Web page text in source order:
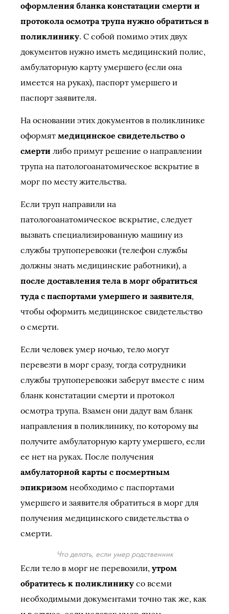
оформления бланка констатации смерти и
протокола осмотра трупа нужно обратиться в
поликлинику. С собой помимо этих двух
документов нужно иметь медицинский полис,
амбулаторную карту умершего (если она
имеется на руках), паспорт умершего и
паспорт заявителя.
На основании этих документов в поликлинике
оформят медицинское свидетельство о
смерти либо примут решение о направлении
трупа на патологоанатомическое вскрытие в
морг по месту жительства.
Если труп направили на
патологоанатомическое вскрытие, следует
вызвать специализированную машину из
службы трупоперевозки (телефон службы
должны знать медицинские работники), а
после доставления тела в морг обратиться
туда с паспортами умершего и заявителя,
чтобы оформить медицинское свидетельство
о смерти.
Если человек умер ночью, тело могут
перевезти в морг сразу, тогда сотрудники
службы трупоперевозки заберут вместе с ним
бланк констатации смерти и протокол
осмотра трупа. Взамен они дадут вам бланк
направления в поликлинику, по которому вы
получите амбулаторную карту умершего, если
ее нет на руках. После получения
амбулаторной карты с посмертным
эпикризом необходимо с паспортами
умершего и заявителя обратиться в морг для
получения медицинского свидетельства о
смерти.
Что делать, если умер родственник
Если тело в морг не перевозили, утром
обратитесь к поликлинику со всеми
необходимыми документами точно так же, как